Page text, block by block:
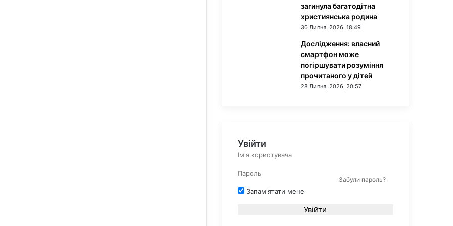
загинула багатодітна
християнська родина
30 Липня, 2026, 18:49
Дослідження: власний
смартфон може
погіршувати розуміння
прочитаного у дітей
28 Липня, 2026, 20:57
Увійти
Забули пароль?
Запам'ятати мене
Увійти